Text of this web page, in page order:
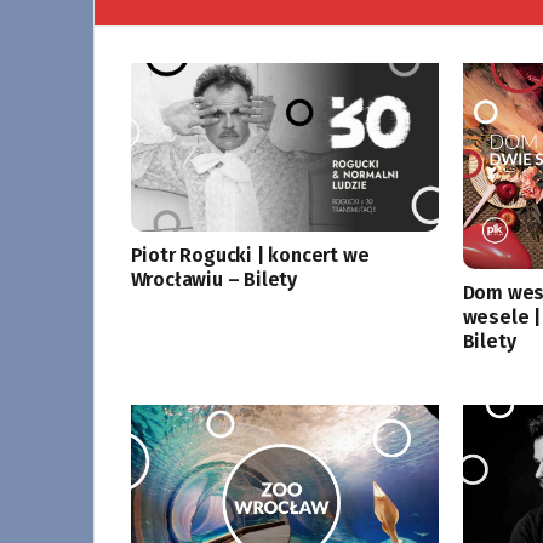
Piotr Rogucki | koncert we
Wrocławiu – Bilety
Dom
wesele |
Bilety